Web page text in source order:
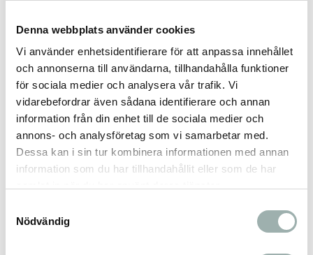
Denna webbplats använder cookies
Vi använder enhetsidentifierare för att anpassa innehållet
och annonserna till användarna, tillhandahålla funktioner
för sociala medier och analysera vår trafik. Vi
vidarebefordrar även sådana identifierare och annan
information från din enhet till de sociala medier och
annons- och analysföretag som vi samarbetar med.
Dessa kan i sin tur kombinera informationen med annan
information som du har tillhandahållit eller som de har
Nödvändig
kan placeras i annan behållare och frysas in i frysen till
en svalkande glass.
Omdömen
Du